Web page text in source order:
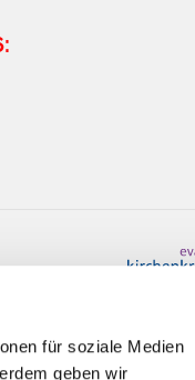
für soziale Medien
geben wir